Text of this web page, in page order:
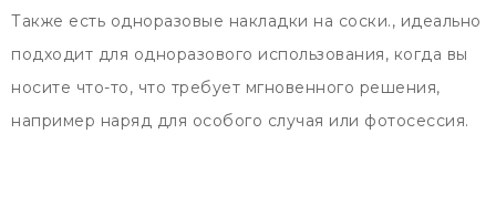
Также есть одноразовые накладки на соски., идеально
подходит для одноразового использования, когда вы
носите что-то, что требует мгновенного решения,
например наряд для особого случая или фотосессия.